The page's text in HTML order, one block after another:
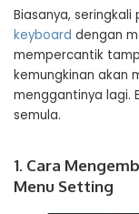
Biasanya, seringkali
keyboard dengan
mempercantik
kemungkinan akan
menggantinya lagi.
semula.
1. Cara
Menu Setting